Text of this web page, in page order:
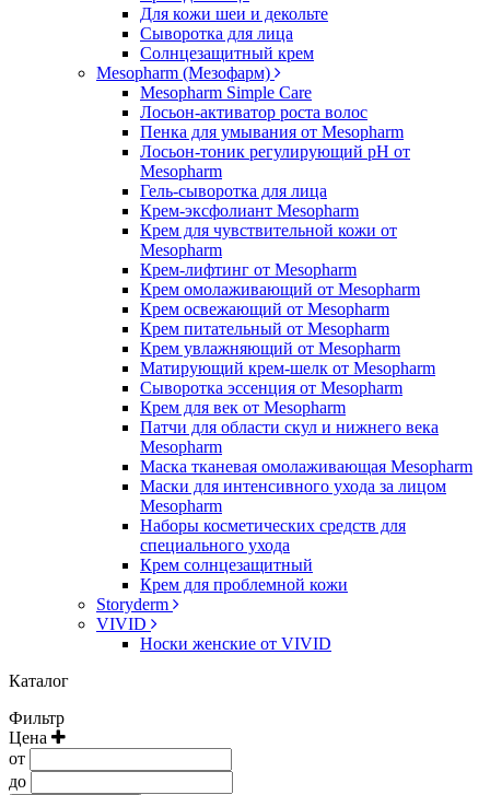
Для кожи шеи и декольте
Сыворотка для лица
Солнцезащитный крем
Mesopharm (Мезофарм)
Mesopharm Simple Care
Лосьон-активатор роста волос
Пенка для умывания от Mesopharm
Лосьон-тоник регулирующий рН от
Mesopharm
Гель-сыворотка для лица
Крем-эксфолиант Mesopharm
Крем для чувствительной кожи от
Mesopharm
Крем-лифтинг от Mesopharm
Крем омолаживающий от Mesopharm
Крем освежающий от Mesopharm
Крем питательный от Mesopharm
Крем увлажняющий от Mesopharm
Матирующий крем-шелк от Mesopharm
Сыворотка эссенция от Mesopharm
Крем для век от Mesopharm
Патчи для области скул и нижнего века
Mesopharm
Маска тканевая омолаживающая Mesopharm
Маски для интенсивного ухода за лицом
Mesopharm
Наборы косметических средств для
специального ухода
Крем солнцезащитный
Крем для проблемной кожи
Storyderm
VIVID
Носки женские от VIVID
Каталог
Фильтр
Цена
от
до